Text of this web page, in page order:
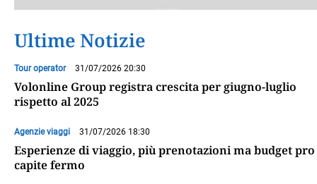
Ultime Notizie
Tour operator 31/07/2026 20:30
Volonline Group registra crescita per giugno-luglio
rispetto al 2025
Agenzie viaggi 31/07/2026 18:30
Esperienze di viaggio, più prenotazioni ma budget pro
capite fermo